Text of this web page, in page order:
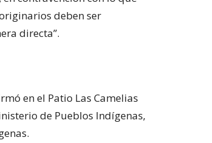
deben ser
directa”.
en el Patio Las Camelias
de Pueblos Indígenas,